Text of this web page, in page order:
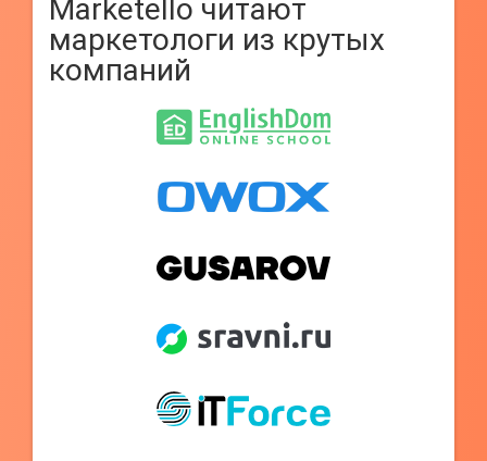
Marketello читают
маркетологи из крутых
компаний